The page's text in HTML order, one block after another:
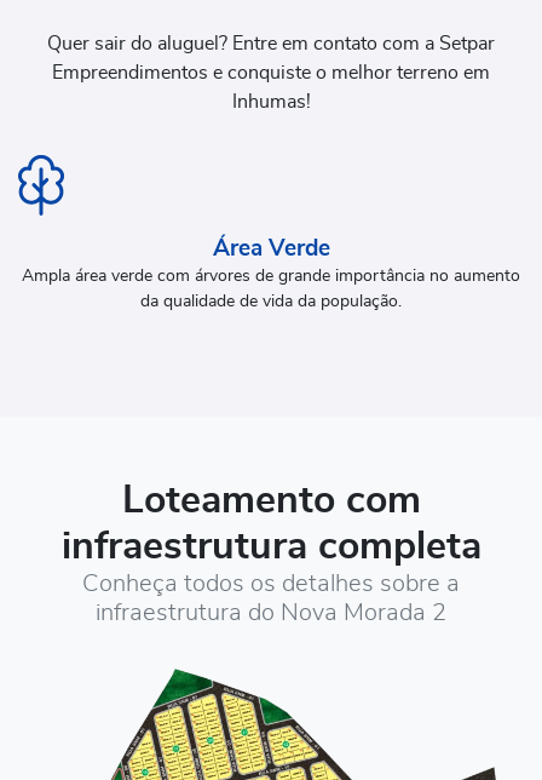
Quer sair do aluguel? Entre em contato com a Setpar
Empreendimentos e conquiste o melhor terreno em
Inhumas!
Área Verde
Ampla área verde com árvores de grande importância no aumento
da qualidade de vida da população.
Loteamento com
infraestrutura completa
Conheça todos os detalhes sobre a
infraestrutura do Nova Morada 2